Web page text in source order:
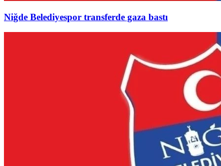
Niğde Belediyespor transferde gaza bastı